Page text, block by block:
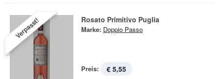
Verpasst! Rosato Primitivo Puglia
Marke: Doppio Passo
Preis: € 5,55